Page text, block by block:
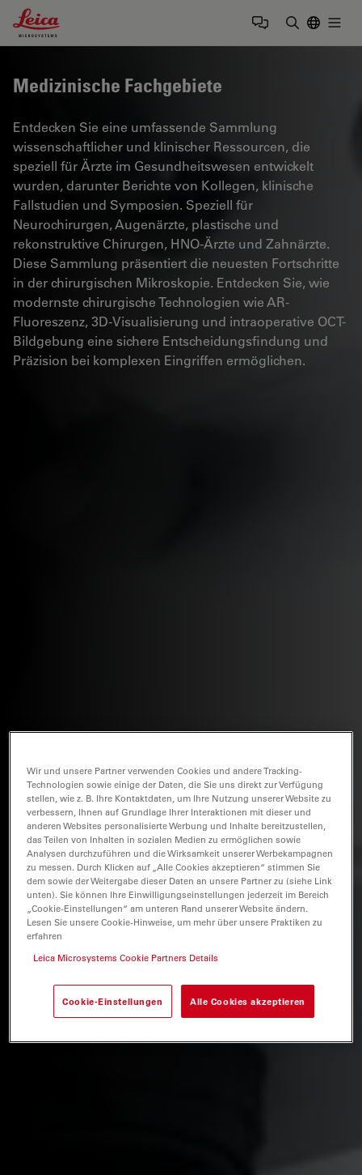
Leica Microsystems Logo
Medizinische Fachgebiete
Entdecken Sie eine umfassende Sammlung
wissenschaftlicher und klinischer Ressourcen, die
speziell für Ärzte im Gesundheitswesen entwickelt
wurden, darunter Berichte von Kollegen, klinische
Fallstudien und Symposien. Speziell für
Neurochirurgen, Augenärzte, plastische und
rekonstruktive Chirurgen, HNO-Ärzte und Zahnärzte.
Diese Sammlung präsentiert die neuesten Fortschritte
in der chirurgischen Mikroskopie. Entdecken Sie, wie
modernste chirurgische Technologien wie AR-
Fluoreszenz, 3D-Visualisierung und intraoperative OCT-
Bildgebung eine sichere Entscheidungsfindung und
Präzision bei komplexen Eingriffen ermöglichen.
Wir und unsere Partner verwenden Cookies und andere Tracking-
Technologien sowie einige der Daten, die Sie uns direkt zur Verfügung
stellen, wie z. B. Ihre Kontaktdaten, um Ihre Nutzung unserer Website zu
verbessern, Ihnen auf Grundlage Ihrer Interaktionen mit dieser und
anderen Websites personalisierte Werbung und Inhalte bereitzustellen,
das Teilen von Inhalten in sozialen Medien zu ermöglichen sowie
Analysen durchzuführen und die Wirksamkeit unserer Werbekampagnen
zu messen. Durch Klicken auf „Alle Cookies akzeptieren“ stimmen Sie
dem sowie der Weitergabe dieser Daten an unsere Partner zu (siehe Link
unten). Sie können Ihre Einwilligungseinstellungen jederzeit im Bereich
„Cookie-Einstellungen“ am unteren Rand unserer Website ändern.
Lesen Sie unsere Cookie-Hinweise, um mehr über unsere Praktiken zu
erfahren
Leica Microsystems Cookie Partners Details
Cookie-Einstellungen Alle Cookies akzeptieren